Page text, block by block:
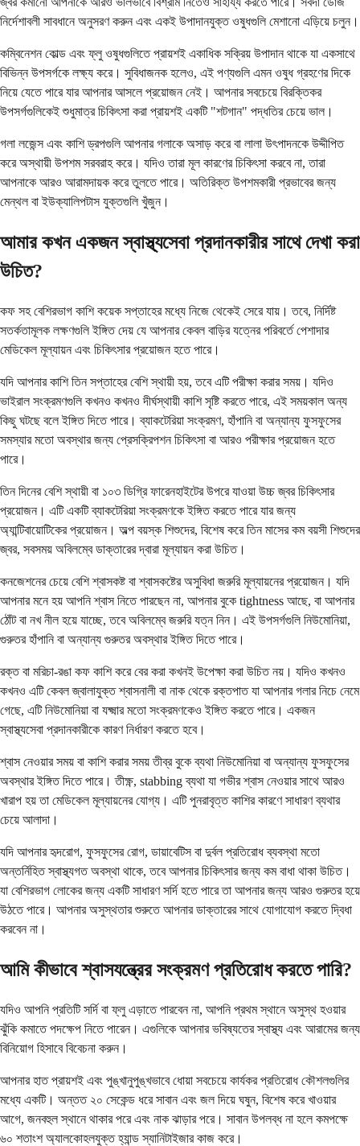
নির্দেশাবলী সাবধানে অনুসরণ করুন এবং একই উপাদানযুক্ত ওষুধগুলি মেশানো এড়িয়ে চলুন।
কম্বিনেশন কোল্ড এবং ফ্লু ওষুধগুলিতে প্রায়শই একাধিক সক্রিয় উপাদান থাকে যা একসাথে
বিভিন্ন উপসর্গকে লক্ষ্য করে। সুবিধাজনক হলেও, এই পণ্যগুলি এমন ওষুধ গ্রহণের দিকে
নিয়ে যেতে পারে যার আপনার আসলে প্রয়োজন নেই। আপনার সবচেয়ে বিরক্তিকর
উপসর্গগুলিকেই শুধুমাত্র চিকিৎসা করা প্রায়শই একটি "শটগান" পদ্ধতির চেয়ে ভাল।
গলা লজেন্স এবং কাশি ড্রপগুলি আপনার গলাকে অসাড় করে বা লালা উৎপাদনকে উদ্দীপিত
করে অস্থায়ী উপশম সরবরাহ করে। যদিও তারা মূল কারণের চিকিৎসা করবে না, তারা
আপনাকে আরও আরামদায়ক করে তুলতে পারে। অতিরিক্ত উপশমকারী প্রভাবের জন্য
মেন্থল বা ইউক্যালিপটাস যুক্তগুলি খুঁজুন।
আমার কখন একজন স্বাস্থ্যসেবা প্রদানকারীর সাথে দেখা করা
উচিত?
কফ সহ বেশিরভাগ কাশি কয়েক সপ্তাহের মধ্যে নিজে থেকেই সেরে যায়। তবে, নির্দিষ্ট
সতর্কতামূলক লক্ষণগুলি ইঙ্গিত দেয় যে আপনার কেবল বাড়ির যত্নের পরিবর্তে পেশাদার
মেডিকেল মূল্যায়ন এবং চিকিৎসার প্রয়োজন হতে পারে।
যদি আপনার কাশি তিন সপ্তাহের বেশি স্থায়ী হয়, তবে এটি পরীক্ষা করার সময়। যদিও
ভাইরাল সংক্রমণগুলি কখনও কখনও দীর্ঘস্থায়ী কাশি সৃষ্টি করতে পারে, এই সময়কাল অন্য
কিছু ঘটছে বলে ইঙ্গিত দিতে পারে। ব্যাকটেরিয়া সংক্রমণ, হাঁপানি বা অন্যান্য ফুসফুসের
সমস্যার মতো অবস্থার জন্য প্রেসক্রিপশন চিকিৎসা বা আরও পরীক্ষার প্রয়োজন হতে
পারে।
তিন দিনের বেশি স্থায়ী বা ১০৩ ডিগ্রি ফারেনহাইটের উপরে যাওয়া উচ্চ জ্বর চিকিৎসার
প্রয়োজন। এটি একটি ব্যাকটেরিয়া সংক্রমণকে ইঙ্গিত করতে পারে যার জন্য
অ্যান্টিবায়োটিকের প্রয়োজন। অল্প বয়স্ক শিশুদের, বিশেষ করে তিন মাসের কম বয়সী শিশুদের
জ্বর, সবসময় অবিলম্বে ডাক্তারের দ্বারা মূল্যায়ন করা উচিত।
কনজেশনের চেয়ে বেশি শ্বাসকষ্ট বা শ্বাসকষ্টের অসুবিধা জরুরি মূল্যায়নের প্রয়োজন। যদি
আপনার মনে হয় আপনি শ্বাস নিতে পারছেন না, আপনার বুকে tightness আছে, বা আপনার
ঠোঁট বা নখ নীল হয়ে যাচ্ছে, তবে অবিলম্বে জরুরি যত্ন নিন। এই উপসর্গগুলি নিউমোনিয়া,
গুরুতর হাঁপানি বা অন্যান্য গুরুতর অবস্থার ইঙ্গিত দিতে পারে।
রক্ত বা মরিচা-রঙা কফ কাশি করে বের করা কখনই উপেক্ষা করা উচিত নয়। যদিও কখনও
কখনও এটি কেবল জ্বালাযুক্ত শ্বাসনালী বা নাক থেকে রক্তপাত যা আপনার গলার নিচে নেমে
গেছে, এটি নিউমোনিয়া বা যক্ষ্মার মতো সংক্রমণকেও ইঙ্গিত করতে পারে। একজন
স্বাস্থ্যসেবা প্রদানকারীকে কারণ নির্ধারণ করতে হবে।
শ্বাস নেওয়ার সময় বা কাশি করার সময় তীব্র বুকে ব্যথা নিউমোনিয়া বা অন্যান্য ফুসফুসের
অবস্থার ইঙ্গিত দিতে পারে। তীক্ষ্ণ, stabbing ব্যথা যা গভীর শ্বাস নেওয়ার সাথে আরও
খারাপ হয় তা মেডিকেল মূল্যায়নের যোগ্য। এটি পুনরাবৃত্ত কাশির কারণে সাধারণ ব্যথার
চেয়ে আলাদা।
যদি আপনার হৃদরোগ, ফুসফুসের রোগ, ডায়াবেটিস বা দুর্বল প্রতিরোধ ব্যবস্থা মতো
অন্তর্নিহিত স্বাস্থ্যগত অবস্থা থাকে, তবে আপনার চিকিৎসার জন্য কম বাধা থাকা উচিত।
যা বেশিরভাগ লোকের জন্য একটি সাধারণ সর্দি হতে পারে তা আপনার জন্য আরও গুরুতর হয়ে
উঠতে পারে। আপনার অসুস্থতার শুরুতে আপনার ডাক্তারের সাথে যোগাযোগ করতে দ্বিধা
করবেন না।
আমি কীভাবে শ্বাসযন্ত্রের সংক্রমণ প্রতিরোধ করতে পারি?
যদিও আপনি প্রতিটি সর্দি বা ফ্লু এড়াতে পারবেন না, আপনি প্রথম স্থানে অসুস্থ হওয়ার
ঝুঁকি কমাতে পদক্ষেপ নিতে পারেন। এগুলিকে আপনার ভবিষ্যতের স্বাস্থ্য এবং আরামের জন্য
বিনিয়োগ হিসাবে বিবেচনা করুন।
আপনার হাত প্রায়শই এবং পুঙ্খানুপুঙ্খভাবে ধোয়া সবচেয়ে কার্যকর প্রতিরোধ কৌশলগুলির
মধ্যে একটি। অন্তত ২০ সেকেন্ড ধরে সাবান এবং জল দিয়ে ঘষুন, বিশেষ করে খাওয়ার
আগে, জনবহুল স্থানে থাকার পরে এবং নাক ঝাড়ার পরে। সাবান উপলব্ধ না হলে কমপক্ষে
৬০ শতাংশ অ্যালকোহলযুক্ত হ্যান্ড স্যানিটাইজার কাজ করে।